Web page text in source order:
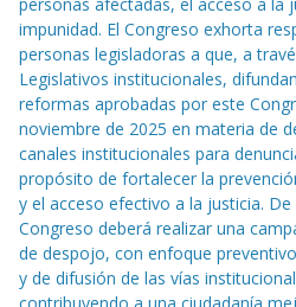
personas afectadas, el acceso a la
impunidad. El Congreso exhorta
personas legisladoras a que, a
Legislativos institucionales,
reformas aprobadas por este
noviembre de 2025 en materia de
canales institucionales para
propósito de fortalecer la
y el acceso efectivo a la justicia.
Congreso deberá realizar una
de despojo, con enfoque
y de difusión de las vías